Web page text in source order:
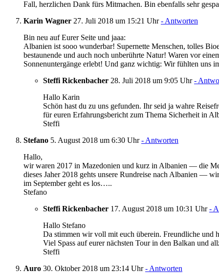
Fall, herzlichen Dank fürs Mitmachen. Bin ebenfalls sehr
Karin Wagner 27. Juli 2018 um 15:21 Uhr- Antworten
Bin neu auf Eurer Seite und jaaa:
Albanien ist sooo wunderbar! Supernette Menschen, tolles
bestaunende und auch noch unberührte Natur! Waren vor
Sonnenuntergänge erlebt! Und ganz wichtig: Wir fühlten uns
Steffi Rickenbacher 28. Juli 2018 um 9:05 Uhr-
Hallo Karin
Schön hast du zu uns gefunden. Ihr seid ja wahre
für euren Erfahrungsbericht zum Thema Sicherheit in
Steffi
Stefano 5. August 2018 um 6:30 Uhr- Antworten
Hallo,
wir waren 2017 in Mazedonien und kurz in Albanien — die
dieses Jaher 2018 gehts unsere Rundreise nach Albanien —
im September geht es los…..
Stefano
Steffi Rickenbacher 17. August 2018 um 10:31 Uhr-
Hallo Stefano
Da stimmen wir voll mit euch überein. Freundliche und
Viel Spass auf eurer nächsten Tour in den Balkan und
Steffi
Auro 30. Oktober 2018 um 23:14 Uhr- Antworten